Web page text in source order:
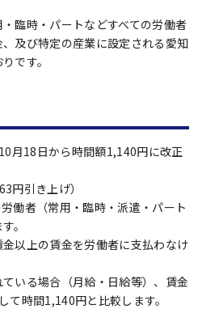
臨時・パートなどすべての労働者
及び特定の産業に設定される愛知
です。
月18日から時間額1,140円に改正
円引き上げ）
働者（常用・臨時・派遣・パート
。
以上の賃金を労働者に支払わなけ
いる場合（月給・日給等）、賃金
て時間1,140円と比較します。